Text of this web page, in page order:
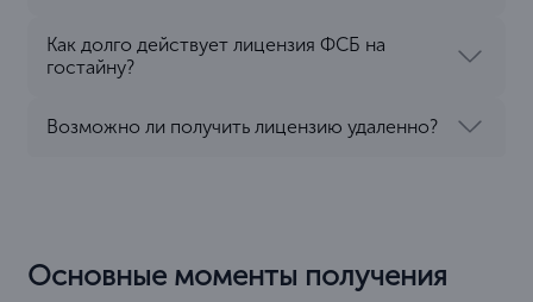
Как долго действует лицензия ФСБ на
гостайну?
Возможно ли получить лицензию удаленно?
Основные моменты получения